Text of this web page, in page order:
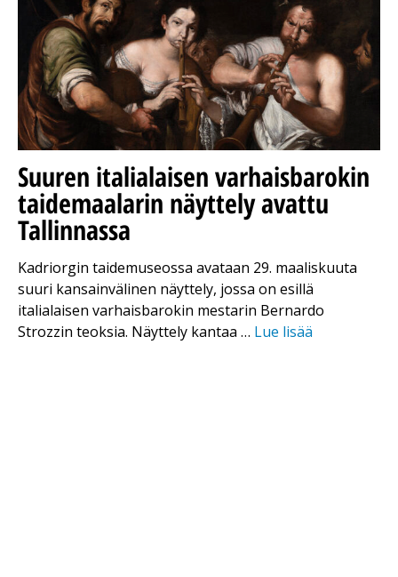
Suuren italialaisen varhaisbarokin
taidemaalarin näyttely avattu
Tallinnassa
Kadriorgin taidemuseossa avataan 29. maaliskuuta
suuri kansainvälinen näyttely, jossa on esillä
italialaisen varhaisbarokin mestarin Bernardo
Strozzin teoksia. Näyttely kantaa … Lue lisää